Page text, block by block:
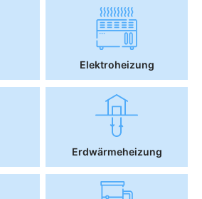
Elektroheizung
Erdwärmeheizung